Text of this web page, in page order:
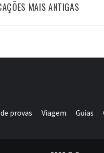
MAIS ANTIGAS
provas Viagem Guias